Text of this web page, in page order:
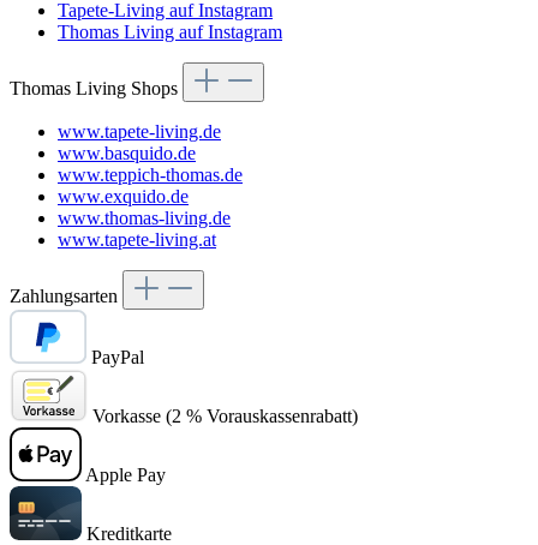
Tapete-Living auf Instagram
Thomas Living auf Instagram
Thomas Living Shops
www.tapete-living.de
www.basquido.de
www.teppich-thomas.de
www.exquido.de
www.thomas-living.de
www.tapete-living.at
Zahlungsarten
PayPal
Vorkasse (2 % Vorauskassenrabatt)
Apple Pay
Kreditkarte